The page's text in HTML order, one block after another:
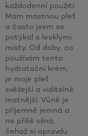
každodenní použití.
Mám mastnou pleť
a často jsem se
potýkal s lesklými
místy. Od doby, co
používám tento
hydratační krém,
je moje pleť
svěžejší a viditelně
matnější. Vůně je
příjemně jemná a
ne příliš silná,
čehož si opravdu